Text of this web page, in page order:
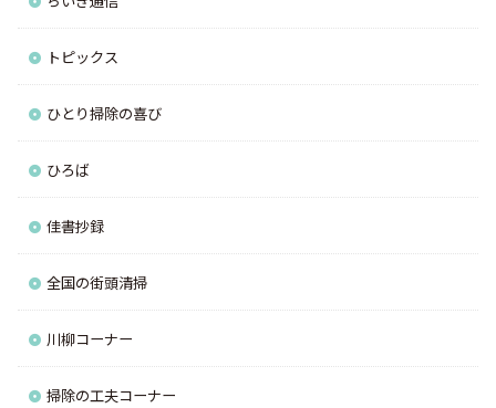
トピックス
ひとり掃除の喜び
ひろば
佳書抄録
全国の街頭清掃
川柳コーナー
掃除の工夫コーナー